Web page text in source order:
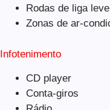
Rodas de liga leve
Zonas de ar-
Infotenimento
CD player
Conta-giros